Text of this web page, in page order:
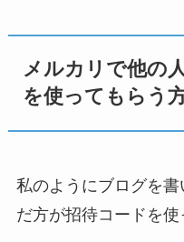
メルカリで他の
を使ってもらう
私のようにブログを
だ方が招待コードを使